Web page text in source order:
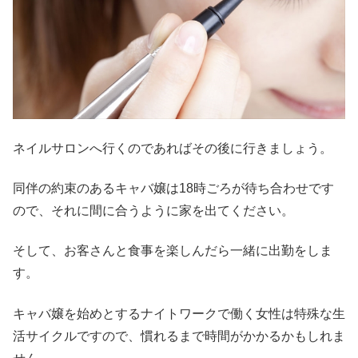
ネイルサロンへ行くのであればその後に行きましょう。
同伴の約束のあるキャバ嬢は18時ごろが待ち合わせです
ので、それに間に合うように家を出てください。
そして、お客さんと食事を楽しんだら一緒に出勤をしま
す。
キャバ嬢を始めとするナイトワークで働く女性は特殊な生
活サイクルですので、慣れるまで時間がかかるかもしれま